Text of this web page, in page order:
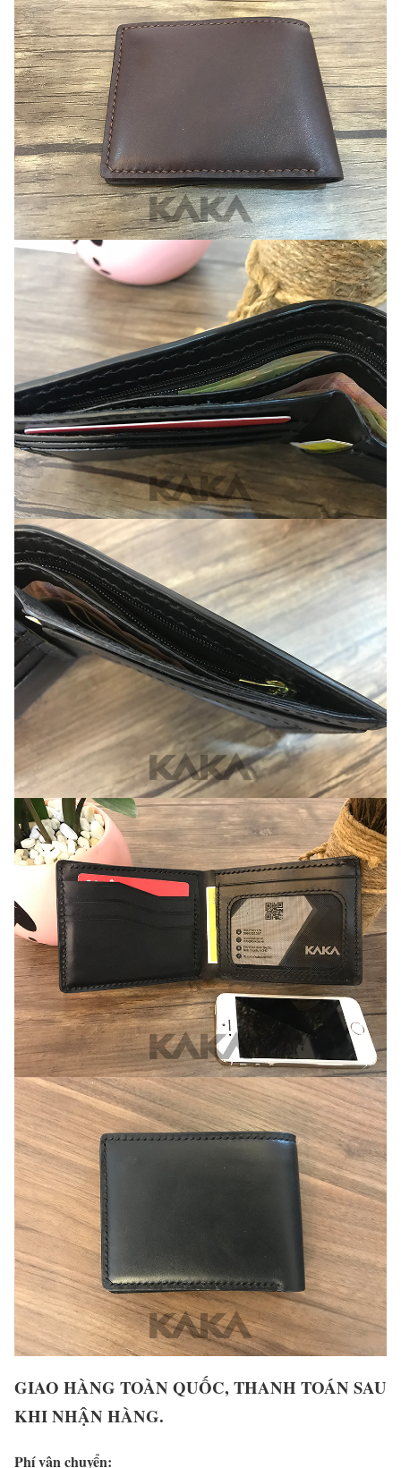
GIAO HÀNG TOÀN QUỐC, THANH TOÁN SAU
KHI NHẬN HÀNG.
Phí vận chuyển: